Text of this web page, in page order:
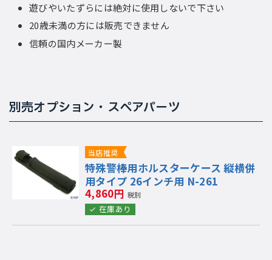
遊びやいたずらには絶対に使用しないで下さい
20歳未満の方には販売できません
信頼の国内メーカー製
別売オプション・スペアパーツ
当店推奨
特殊警棒用ホルスターケース 縦横併
用タイプ 26インチ用 N-261
4,860円 税別
在庫あり